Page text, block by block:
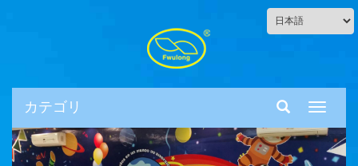
ナ
ビ
ゲ
ー
カテゴリ